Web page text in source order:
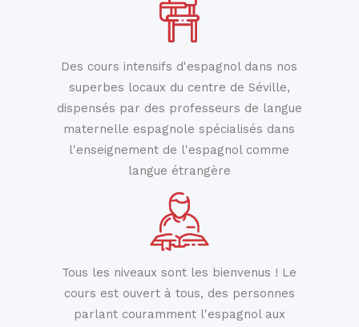
Des cours intensifs d'espagnol dans nos
superbes locaux du centre de Séville,
dispensés par des professeurs de langue
maternelle espagnole spécialisés dans
l'enseignement de l'espagnol comme
langue étrangère
Tous les niveaux sont les bienvenus ! Le
cours est ouvert à tous, des personnes
parlant couramment l'espagnol aux